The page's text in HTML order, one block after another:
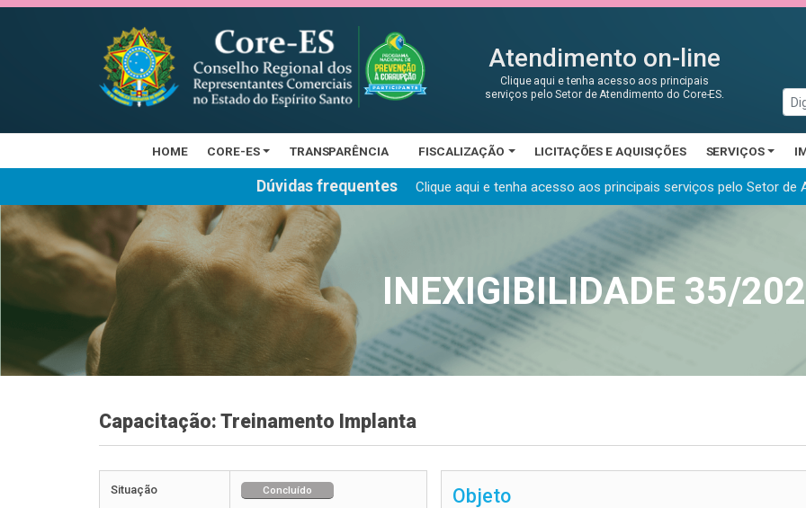
Atendimento on-line
Clique aqui e tenha acesso aos principais
serviços pelo Setor de Atendimento do Core-ES.
HOME CORE-ES TRANSPARÊNCIA FISCALIZAÇÃO LICITAÇÕES E AQUISIÇÕES SERVIÇOS
Dúvidas frequentes Clique aqui e tenha acesso aos principais serviços pelo Setor de
INEXIGIBILIDADE 35/
Capacitação: Treinamento Implanta
Situação Concluído Objeto